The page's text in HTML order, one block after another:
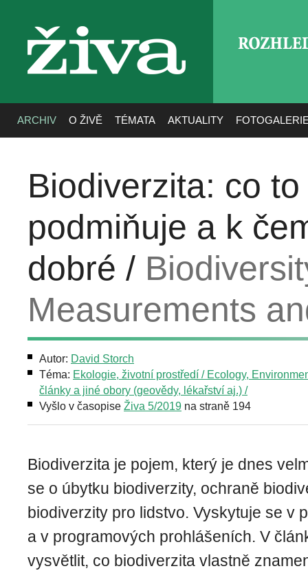
živa
ARCHIV O ŽIVĚ TÉMATA AKTUALITY
Biodiverzita: co
podmiňuje a k
dobré /
Measurements
Autor: David Storch
Téma: Ekologie, životní prostředí / Ecology,
články a jiné obory (geovědy, lékařství aj.) /
Vyšlo v časopise Živa 5/2019 na straně 194
Biodiverzita je pojem, který je dnes
se o úbytku biodiverzity, ochraně
biodiverzity pro lidstvo. Vyskytuje se v
a v programových prohlášeních. V
vysvětlit, co biodiverzita vlastně